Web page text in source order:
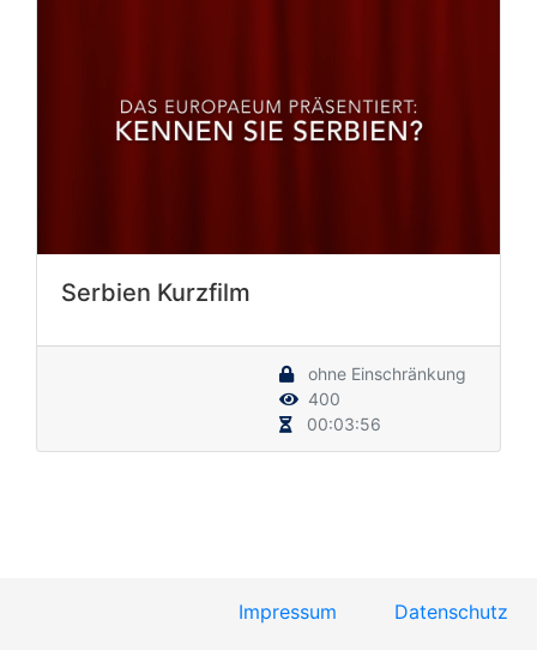
Serbien Kurzfilm
ohne Einschränkung
400
00:03:56
Impressum Datenschutz